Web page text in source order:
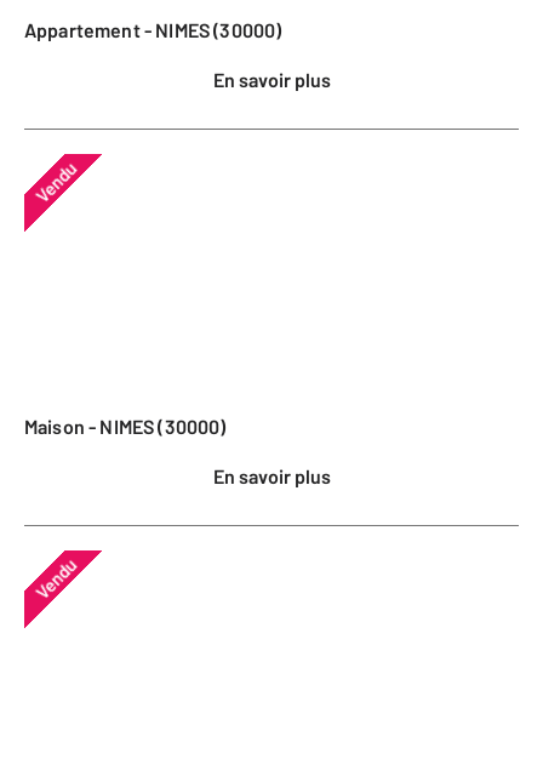
Appartement - NIMES (30000)
En savoir plus
Vendu
Maison - NIMES (30000)
En savoir plus
Vendu